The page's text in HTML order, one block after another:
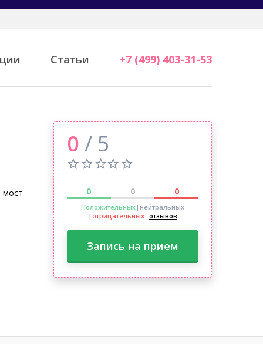
Статьи +7 (499) 403-31-53
мост
0 / 5
0 0 0
Положительных|нейтральных
| отрицательных отзывов
Запись на прием